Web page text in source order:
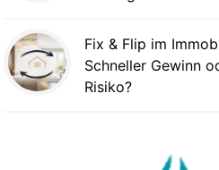
Fix & Flip im
Schneller Gewinn
Risiko?